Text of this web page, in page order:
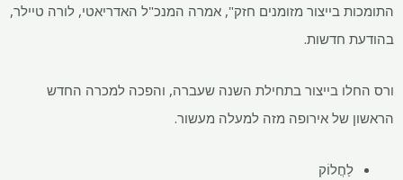
התומכות בייצור מזומנים חזק", אמרה המנכ"ל האדריאטי, לורה טיילר,
בהודעת חדשות.
ורס החלו בייצור בתחילת השנה שעברה, והפכה למכרה החדש
הראשון של אירופה מזה למעלה מעשור.
לַחֲלוֹק